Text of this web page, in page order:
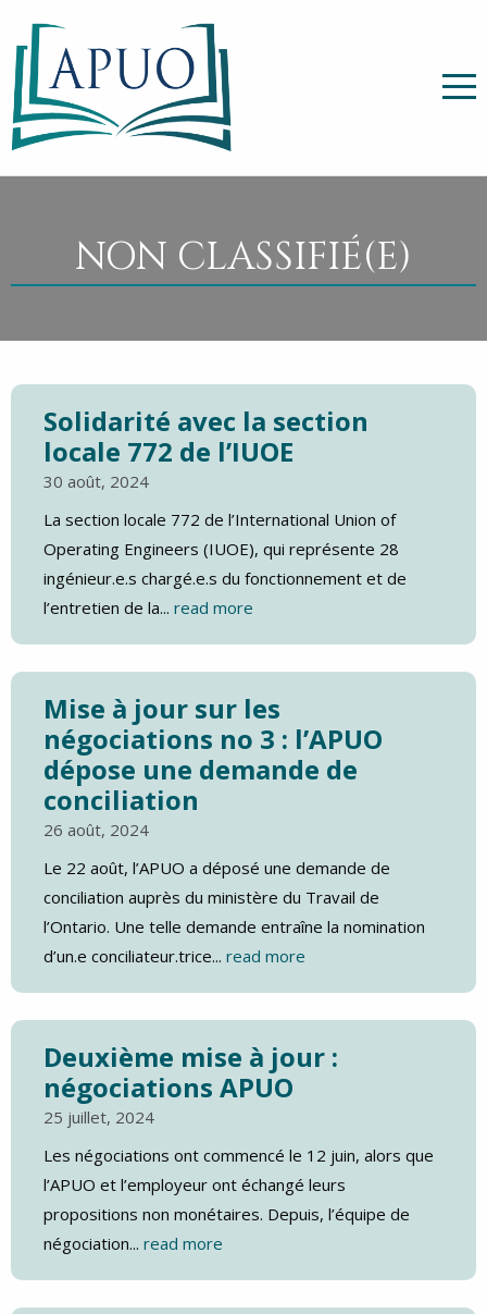
NON CLASSIFIÉ(E)
Solidarité avec la section
locale 772 de l’IUOE
30 août, 2024
La section locale 772 de l’International Union of
Operating Engineers (IUOE), qui représente 28
ingénieur.e.s chargé.e.s du fonctionnement et de
l’entretien de la... read more
Mise à jour sur les
négociations no 3 : l’APUO
dépose une demande de
conciliation
26 août, 2024
Le 22 août, l’APUO a déposé une demande de
conciliation auprès du ministère du Travail de
l’Ontario. Une telle demande entraîne la nomination
d’un.e conciliateur.trice... read more
Deuxième mise à jour :
négociations APUO
25 juillet, 2024
Les négociations ont commencé le 12 juin, alors que
l’APUO et l’employeur ont échangé leurs
propositions non monétaires. Depuis, l’équipe de
négociation... read more